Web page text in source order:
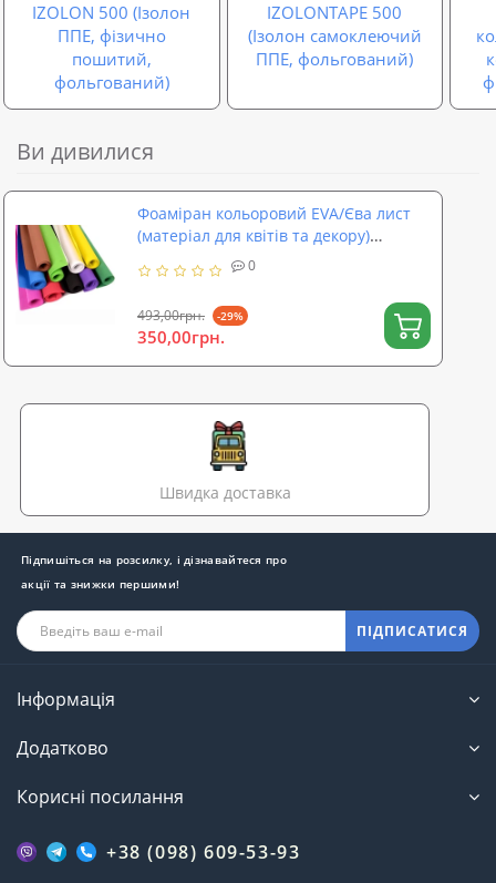
IZOLON 500 (Ізолон
ППЕ, фізично
пошитий,
фольгований)
IZOLONTAPE 500
(Ізолон самоклеючий
ППЕ, фольгований)
Ви дивилися
Фоаміран кольоровий EVA/Єва лист
(матеріал для квітів та декору)
2500х1500x1мм SoundProOFF (sp-0069)
0
493,00грн. -29%
350,00грн.
Швидка доставка
Підпишіться на розсилку, і дізнавайтеся про
акції та знижки першими!
ПІДПИСАТИСЯ
Інформація
Додатково
Корисні посилання
+38 (098) 609-53-93